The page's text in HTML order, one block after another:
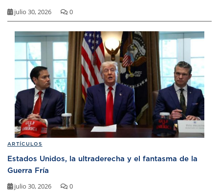
julio 30, 2026 0
ARTÍCULOS
Estados Unidos, la ultraderecha y el fantasma de la
Guerra Fría
julio 30, 2026 0